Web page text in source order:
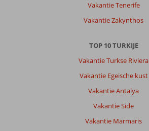
Vakantie Tenerife
Vakantie Zakynthos
TOP 10 TURKIJE
Vakantie Turkse Riviera
Vakantie Egeische kust
Vakantie Antalya
Vakantie Side
Vakantie Marmaris